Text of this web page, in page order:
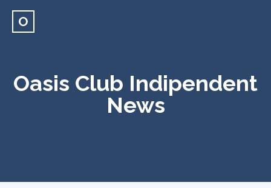
O
Oasis Club Indipendent
News